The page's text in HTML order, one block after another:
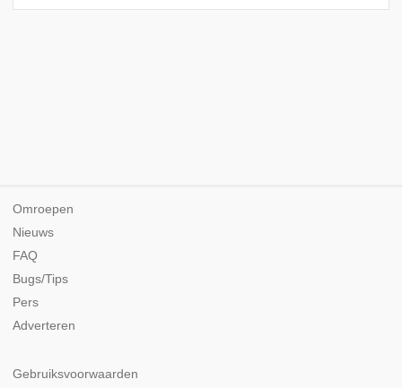
Omroepen
Nieuws
FAQ
Bugs/Tips
Pers
Adverteren
Gebruiksvoorwaarden